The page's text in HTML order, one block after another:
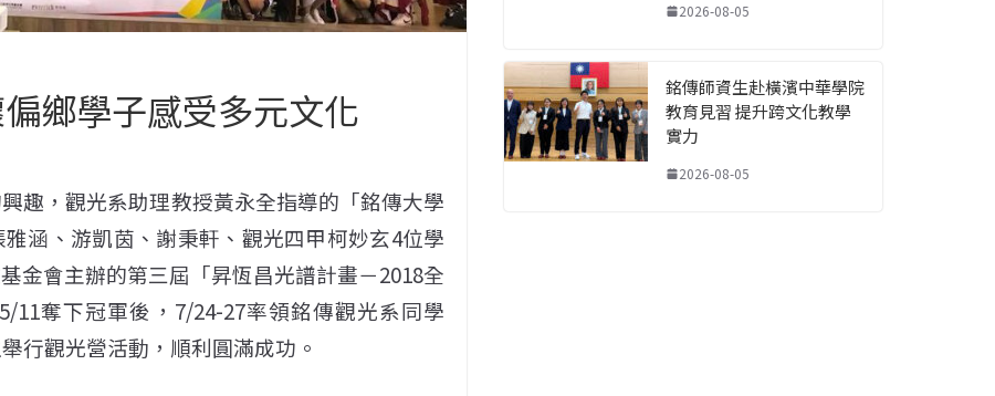
鄉學子感受多元文化
趣，觀光系助理教授黃永全指導的「銘傳大學
涵、游凱茵、謝秉軒、觀光四甲柯妙玄4位學
金會主辦的第三屆「昇恆昌光譜計畫－2018全
11奪下冠軍後，7/24-27率領銘傳觀光系同學
行觀光營活動，順利圓滿成功。
2026-08-05
銘傳師資生赴橫濱中華學院
教育見習 提升跨文化教學
實力
2026-08-05